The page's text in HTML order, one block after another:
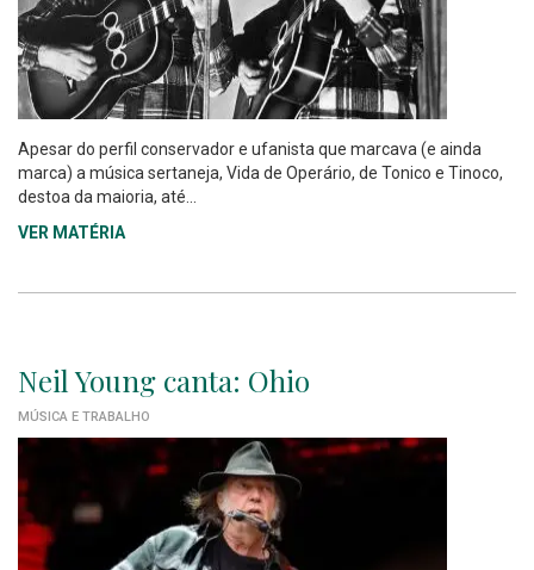
Apesar do perfil conservador e ufanista que marcava (e ainda
marca) a música sertaneja, Vida de Operário, de Tonico e Tinoco,
destoa da maioria, até...
VER MATÉRIA
Neil Young canta: Ohio
MÚSICA E TRABALHO